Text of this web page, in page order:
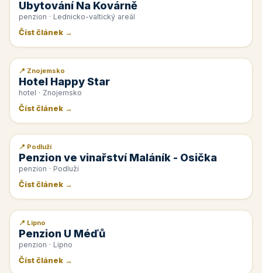
Ubytování Na Kovárně
penzion · Lednicko-valtický areál
Číst článek →
📰 PR článek
📍 Znojemsko
Hotel Happy Star
hotel · Znojemsko
Číst článek →
📰 PR článek
📍 Podluží
Penzion ve vinařství Maláník - Osička
penzion · Podluží
Číst článek →
📰 PR článek
📍 Lipno
Penzion U Méďů
penzion · Lipno
Číst článek →